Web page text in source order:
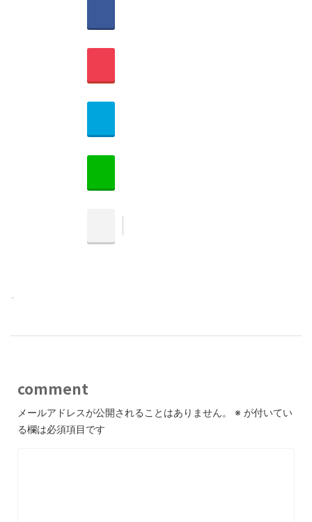
-
comment
メールアドレスが公開されることはありません。 ※ が付いてい
る欄は必須項目です